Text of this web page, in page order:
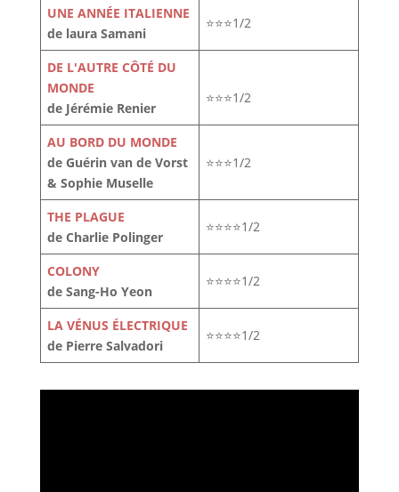
UNE ANNÉE ITALIENNE
de laura Samani
⭐⭐⭐1/2
DE L'AUTRE CÔTÉ DU
MONDE
de Jérémie Renier
⭐⭐⭐1/2
AU BORD DU MONDE
de Guérin van de Vorst
& Sophie Muselle
⭐⭐⭐1/2
THE PLAGUE
de Charlie Polinger
⭐⭐⭐⭐1/2
COLONY
de Sang-Ho Yeon
⭐⭐⭐⭐1/2
LA VÉNUS ÉLECTRIQUE
de Pierre Salvadori
⭐⭐⭐⭐1/2